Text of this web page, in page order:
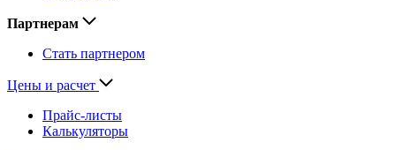
Партнерам
Стать партнером
Цены и расчет
Прайс-листы
Калькуляторы